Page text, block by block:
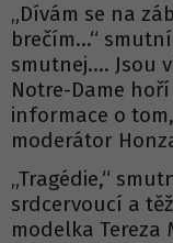
„Dívám se na
brečím…“ smutní
smutnej.… Jsou
Notre-Dame
informace o
moderátor
„Tragédie,“
srdcervoucí a
modelka Tereza